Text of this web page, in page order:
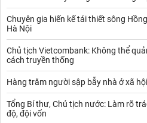
36% tổng giá trị xuất khẩu tôm
Đáng chú ý, trong giai đoạn từ năm
cũng như giá trị xuất khẩu tôm
triệu đô lên tới 222,1 triệu USD
chỉ trong vòng 3 năm.
Bên cạnh thị trường tiêu thụ EU,
những thị trường đầy tiềm năng cho
ta. Mặc dù các chỉ số xuất khẩu
tăng trưởng mạnh nhưng vẫn được
người dân ở đây có mức sống cao
Chuyên gia hiến kế tái thiết sông
Hà Nội
Chủ tịch Vietcombank: Không thể
cách truyền thống
Hàng trăm người sập bẫy nhà ở xã
Tổng Bí thư, Chủ tịch nước: Làm rõ
độ, đội vốn